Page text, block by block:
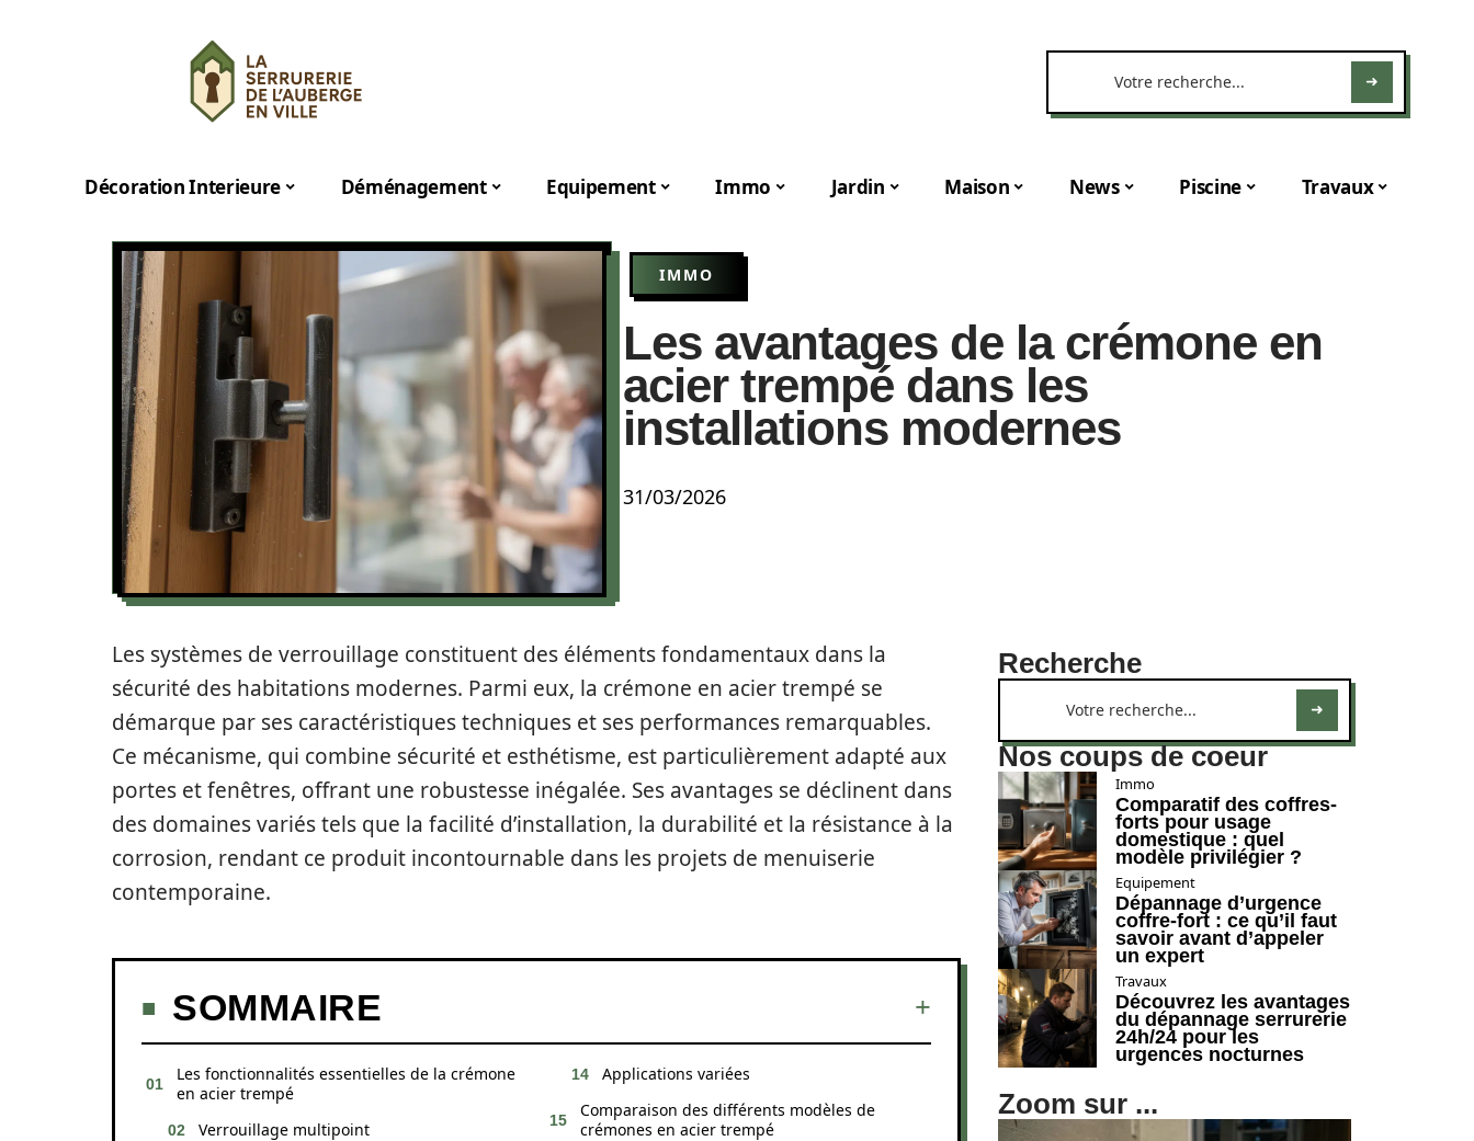
Décoration Interieure Déménagement Equipement Immo Jardin Maison News Piscine Travaux
IMMO
Les avantages de la crémone en
acier trempé dans les
installations modernes
31/03/2026
Les systèmes de verrouillage constituent des éléments fondamentaux dans la
sécurité des habitations modernes. Parmi eux, la crémone en acier trempé se
démarque par ses caractéristiques techniques et ses performances remarquables.
Ce mécanisme, qui combine sécurité et esthétisme, est particulièrement adapté aux
portes et fenêtres, offrant une robustesse inégalée. Ses avantages se déclinent dans
des domaines variés tels que la facilité d’installation, la durabilité et la résistance à la
corrosion, rendant ce produit incontournable dans les projets de menuiserie
contemporaine.
SOMMAIRE
Les fonctionnalités essentielles de la crémone
en acier trempé
Verrouillage multipoint
Applications variées
Comparaison des différents modèles de
crémones en acier trempé
Recherche
Nos coups de coeur
Immo
Comparatif des coffres-
forts pour usage
domestique : quel
modèle privilégier ?
Equipement
Dépannage d’urgence
coffre-fort : ce qu’il faut
savoir avant d’appeler
un expert
Travaux
Découvrez les avantages
du dépannage serrurerie
24h/24 pour les
urgences nocturnes
Zoom sur ...